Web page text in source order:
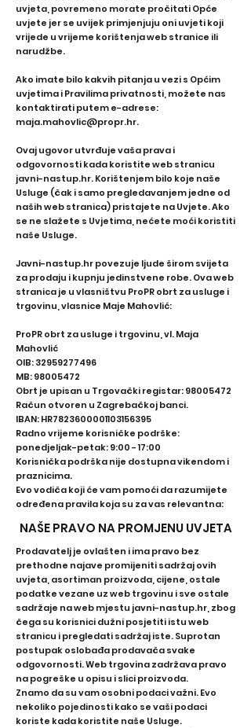
uvjeta, povremeno morate pročitati Opće
uvjete jer se uvijek primjenjuju oni uvjeti koji
vrijede u vrijeme korištenja web stranice ili
narudžbe.
Ako imate bilo kakvih pitanja u vezi s Općim
uvjetima i Pravilima privatnosti, možete nas
kontaktirati putem e-adrese:
maja.mahovlic@propr.hr.
Ovaj ugovor utvrđuje vaša prava i
odgovornosti kada koristite web stranicu
javni-nastup.hr. Korištenjem bilo koje naše
Usluge (čak i samo pregledavanjem jedne od
naših web stranica) pristajete na Uvjete. Ako
se ne slažete s Uvjetima, nećete moći koristiti
naše Usluge.
Javni-nastup.hr povezuje ljude širom svijeta
za prodaju i kupnju jedinstvene robe. Ova web
stranica je u vlasništvu ProPR obrt za usluge i
trgovinu, vlasnice Maje Mahovlić:
ProPR obrt za usluge i trgovinu, vl. Maja
Mahovlić
OIB:32959277496
MB:98005472
Obrt je upisan u Trgovački registar:98005472
Račun otvoren u Zagrebačkoj banci.
IBAN: HR7823600001103156395
Radno vrijeme korisničke podrške:
ponedjeljak-petak: 9:00 - 17:00
Korisnička podrška nije dostupna vikendom i
praznicima.
Evo vodiča koji će vam pomoći da razumijete
određena pravila koja su za vas relevantna:
NAŠE PRAVO NA PROMJENU UVJETA
Prodavatelj je ovlašten i ima pravo bez
prethodne najave promijeniti sadržaj ovih
uvjeta, asortiman proizvoda, cijene, ostale
podatke vezane uz web trgovinu i sve ostale
sadržaje na web mjestu javni-nastup.hr, zbog
čega su korisnici dužni posjetiti istu web
stranicu i pregledati sadržaj iste. Suprotan
postupak oslobađa prodavača svake
odgovornosti. Web trgovina zadržava pravo
na pogreške u opisu i slici proizvoda.
Znamo da su vam osobni podaci važni. Evo
nekoliko pojedinosti kako se vaši podaci
koriste kada koristite naše Usluge.